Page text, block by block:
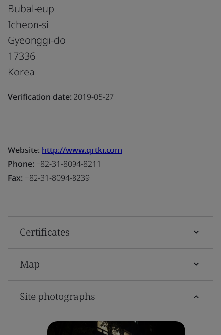
Bubal-eup
Icheon-si
Gyeonggi-do
17336
Korea
Verification date: 2019-05-27
Website: http://www.qrtkr.com
Phone: +82-31-8094-8211
Fax: +82-31-8094-8239
Certificates
Map
Site photographs